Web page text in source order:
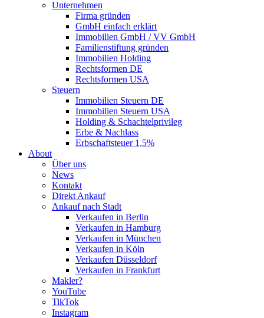
Unternehmen
Firma gründen
GmbH einfach erklärt
Immobilien GmbH / VV GmbH
Familienstiftung gründen
Immobilien Holding
Rechtsformen DE
Rechtsformen USA
Steuern
Immobilien Steuern DE
Immobilien Steuern USA
Holding & Schachtelprivileg
Erbe & Nachlass
Erbschaftsteuer 1,5%
About
Über uns
News
Kontakt
Direkt Ankauf
Ankauf nach Stadt
Verkaufen in Berlin
Verkaufen in Hamburg
Verkaufen in München
Verkaufen in Köln
Verkaufen Düsseldorf
Verkaufen in Frankfurt
Makler?
YouTube
TikTok
Instagram